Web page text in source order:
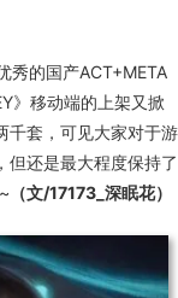
秀的国产ACT+META
》移动端的上架又掀
千套，可见大家对于游
但还是最大程度保持了
（文/17173_深眠花）